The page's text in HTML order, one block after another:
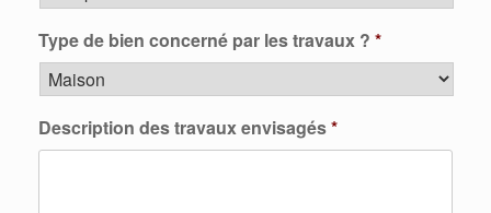
Type de bien concerné par les travaux ? *
Description des travaux envisagés*